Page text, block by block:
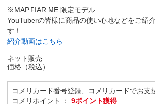
※MAP.FIAR.ME 限定モデル
YouTuberの皆様に商品の使い心地などをご紹
す！
紹介動画はこちら
ネット販売
価格（税込）
コメリカード番号登録、コメリカードでお支
コメリポイント ： 9ポイント獲得